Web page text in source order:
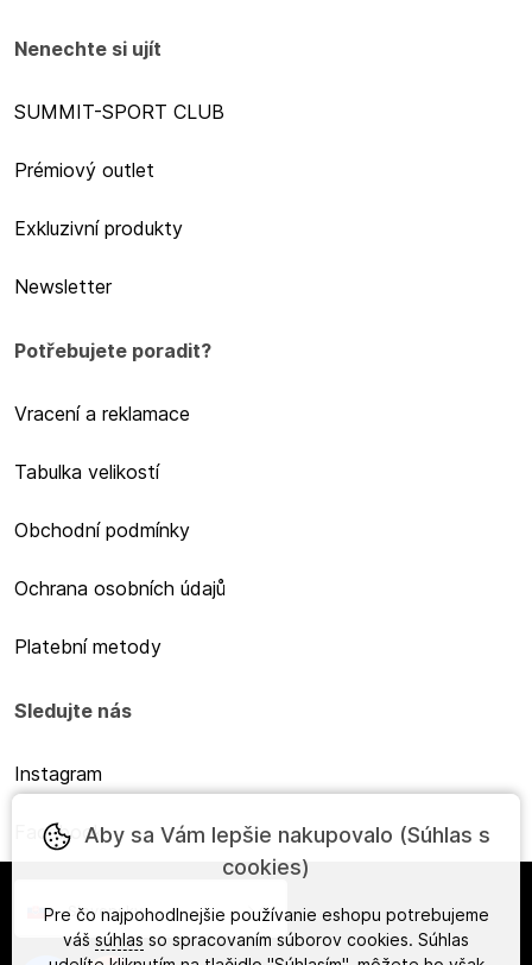
Nenechte si ujít
SUMMIT-SPORT CLUB
Prémiový outlet
Exkluzivní produkty
Newsletter
Potřebujete poradit?
Vracení a reklamace
Tabulka velikostí
Obchodní podmínky
Ochrana osobních údajů
Platební metody
Sledujte nás
Instagram
Facebook
Slovensky
Aby sa Vám lepšie nakupovalo (Súhlas s
cookies)
Pre čo najpohodlnejšie používanie eshopu potrebujeme
váš súhlas so spracovaním súborov cookies. Súhlas